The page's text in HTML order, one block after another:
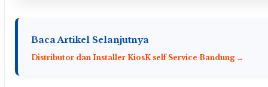
Baca Artikel Selanjutnya
Distributor dan Installer KiosK self Service Bandung →